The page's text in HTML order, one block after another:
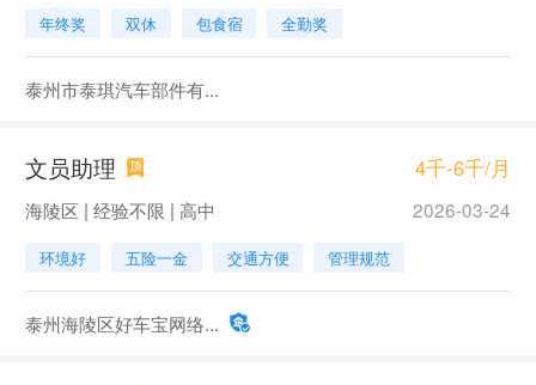
年终奖 双休 包食宿 全勤奖
泰州市泰琪汽车部件有...
文员助理 4千-6千/月
海陵区 | 经验不限 | 高中 2026-03-24
环境好 五险一金 交通方便 管理规范
泰州海陵区好车宝网络...